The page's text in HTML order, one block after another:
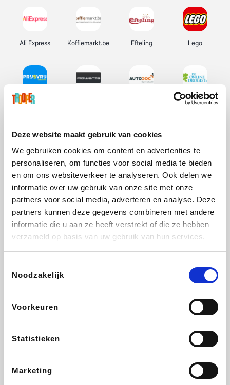
Deze website maakt gebruik van cookies
We gebruiken cookies om content en advertenties te
personaliseren, om functies voor social media te bieden
en om ons websiteverkeer te analyseren. Ook delen we
informatie over uw gebruik van onze site met onze
partners voor social media, adverteren en analyse. Deze
partners kunnen deze gegevens combineren met andere
informatie die u aan ze heeft verstrekt of die ze hebben
verzameld op basis van uw gebruik van hun services.
Noodzakelijk
Voorkeuren
Statistieken
Marketing
Ali Express Koffiemarkt.be Efteling Lego
Prijsvrij De Online Drogist
Vidaxl Lampenlicht.be Adidas Hotels.com
DectDirect
Brussels Airlines
EuroGifts Get Your Guide